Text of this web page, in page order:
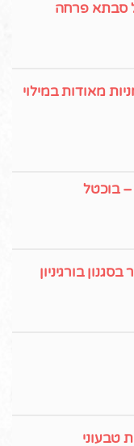
סבתא פרחה
מאודות במילוי
– בוכטל
בורגיניון
טבעוני